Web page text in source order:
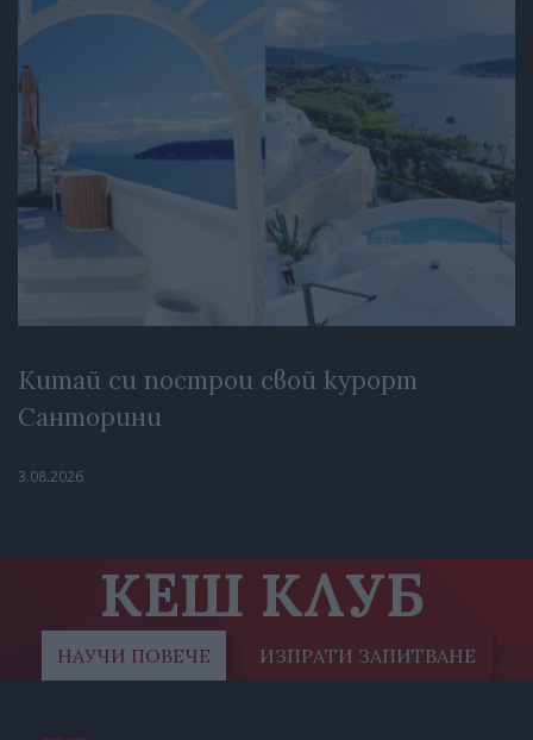
Китай си построи свой курорт
Санторини
3.08.2026
КЕШ КЛУБ
НАУЧИ ПОВЕЧЕ ИЗПРАТИ ЗАПИТВАНЕ